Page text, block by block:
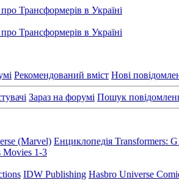
Рекомендований вміст Нові
Зараз на форумі Пошук
(Marvel) Енциклопедія Transformers:
Movies 1-3
IDW Publishing Hasbro Universe